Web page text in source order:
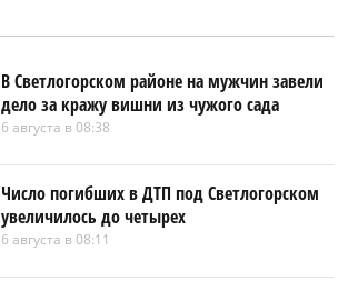
В Светлогорском районе на мужчин завели
дело за кражу вишни из чужого сада
6 августа в 08:38
Число погибших в ДТП под Светлогорском
увеличилось до четырех
6 августа в 08:11